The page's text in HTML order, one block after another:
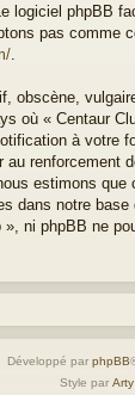
logiciel phpBB
pas
obscène,
où « Centaur
à votre
renforcement
estimons
dans notre
ni phpBB ne
Développé par phpBB
Style par Arty